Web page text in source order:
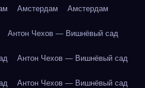
Амстердам Амстердам
Антон Чехов — Вишнёвый сад
Антон Чехов — Вишнёвый сад
Антон Чехов — Вишнёвый сад